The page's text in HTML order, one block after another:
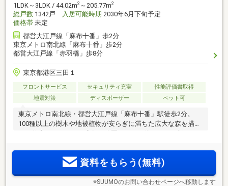
1LDK～3LDK / 44.02m2 ～205.77m2
総戸数 1342戸 入居可能時期 2030年6月下旬予定
価格帯 未定
都営大江戸線「麻布十番」歩2分
東京メトロ南北線「麻布十番」歩2分
都営大江戸線「赤羽橋」歩8分
東京都港区三田１
フロントサービス セキュリティ充実
性能評価書取得
地震対策
ディスポーザー ペット可
東京メトロ南北線・都営大江戸線「麻布十番」駅徒歩2分。
100種以上の樹木や地被植物が安らぎに満ちた広大な森を描
く。住宅・オフィス・店舗・公園までが一体となった新たな
ンジをはじめ、人生の豊かさを広げる30もの共用空間。
資料をもらう(無料)
※SUUMOのお問い合わせページへ移動します